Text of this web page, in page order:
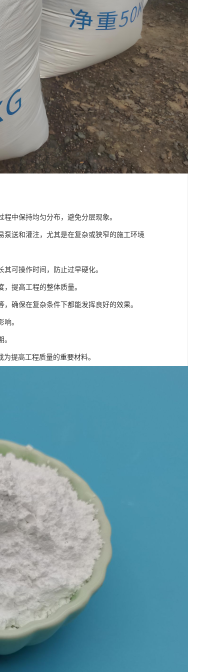
中保持均匀分布，避免分层现象。
送和灌注，尤其是在复杂或狭窄的施工环境
可操作时间，防止过早硬化。
提高工程的整体质量。
确保在复杂条件下都能发挥良好的效果。
。
提高工程质量的重要材料。